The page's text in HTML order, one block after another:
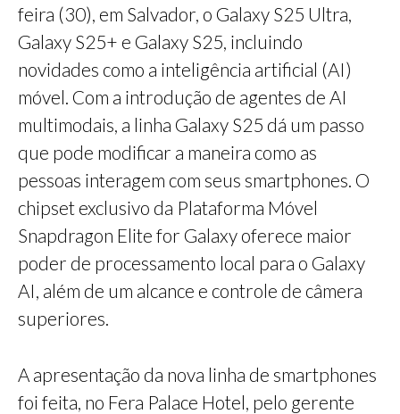
feira (30), em Salvador, o Galaxy S25 Ultra,
Galaxy S25+ e Galaxy S25, incluindo
novidades como a inteligência artificial (AI)
móvel. Com a introdução de agentes de AI
multimodais, a linha Galaxy S25 dá um passo
que pode modificar a maneira como as
pessoas interagem com seus smartphones. O
chipset exclusivo da Plataforma Móvel
Snapdragon Elite for Galaxy oferece maior
poder de processamento local para o Galaxy
AI, além de um alcance e controle de câmera
superiores.
A apresentação da nova linha de smartphones
foi feita, no Fera Palace Hotel, pelo gerente